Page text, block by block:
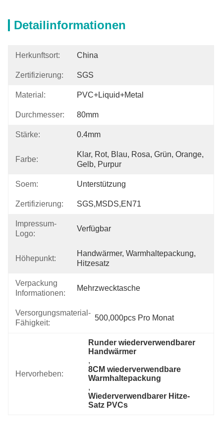
Detailinformationen
Herkunftsort: China
Zertifizierung: SGS
Material: PVC+Liquid+Metal
Durchmesser: 80mm
Stärke: 0.4mm
Farbe:
Klar, Rot, Blau, Rosa, Grün, Orange,
Gelb, Purpur
Soem: Unterstützung
Zertifizierung: SGS,MSDS,EN71
Impressum-
Logo:
Verfügbar
Höhepunkt:
Handwärmer, Warmhaltepackung,
Hitzesatz
Verpackung
Informationen:
Mehrzwecktasche
Versorgungsmaterial-
Fähigkeit:
500,000pcs Pro Monat
Hervorheben:
Runder wiederverwendbarer
Handwärmer
,
8CM wiederverwendbare
Warmhaltepackung
,
Wiederverwendbarer Hitze-
Satz PVCs